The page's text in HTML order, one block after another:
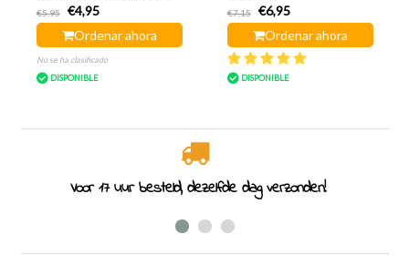
para hámsteres de 30 cm
€5,95
€4,95
Ordenar ahora
No se ha clasificado
DISPONIBLE
€7,15
€6,95
Ordenar ahora
DISPONIBLE
Voor 17 uur besteld, dezelfde dag verzonden!